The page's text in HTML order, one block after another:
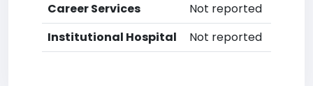
Career Services
Not reported
Institutional Hospital
Not reported